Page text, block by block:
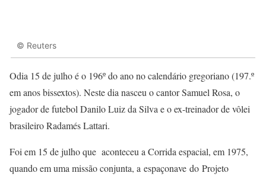
© Reuters
Odia 15 de julho é o 196º do ano no calendário gregoriano (197.º
em anos bissextos). Neste dia nasceu o cantor Samuel Rosa, o
jogador de futebol Danilo Luiz da Silva e o ex-treinador de vôlei
brasileiro Radamés Lattari.
Foi em 15 de julho que aconteceu a Corrida espacial, em 1975,
quando em uma missão conjunta, a espaçonave do Projeto